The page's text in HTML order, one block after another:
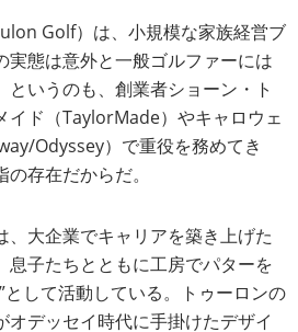
Golf）は、小規模な家族経営ブ
実態は意外と一般ゴルファーには
というのも、創業者ショーン・ト
イド（TaylorMade）やキャロウェ
Odyssey）で重役を務めてき
存在だからだ。
、大企業でキャリアを築き上げた
息子たちとともに工房でパターを
として活動している。トゥーロンの
デッセイ時代に手掛けたデザイ